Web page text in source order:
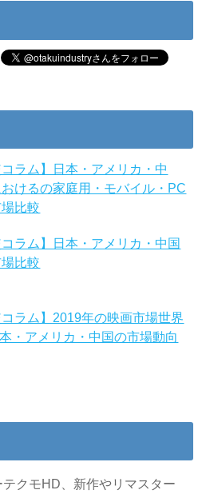
コラム】日本・アメリカ・中
けるの家庭用・モバイル・PC
比較
コラム】日本・アメリカ・中国
比較
コラム】2019年の映画市場世界
・アメリカ・中国の市場動向
テクモHD、新作やリマスター